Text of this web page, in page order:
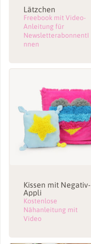
Lätzchen
Freebook mit Video-
Anleitung für
NewsletterabonnentI
nnen
Kissen mit Negativ-
Appli
Kostenlose
Nähanleitung mit
Video